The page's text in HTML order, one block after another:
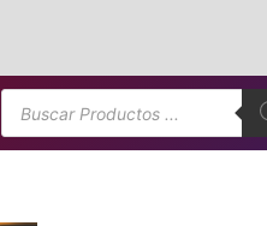
Búsqueda
de
productos